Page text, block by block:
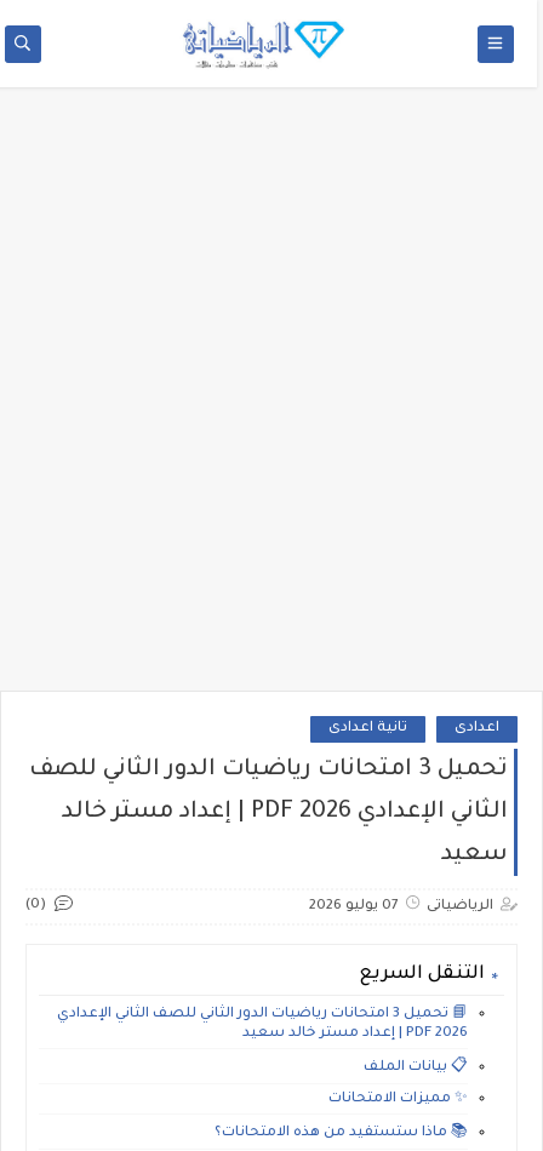
اعدادى تانية اعدادى
تحميل 3 امتحانات رياضيات الدور الثاني للصف
الثاني الإعدادي 2026 PDF | إعداد مستر خالد
سعيد
الرياضياتى 07 يوليو 2026 (0)
التنقل السريع
📘 تحميل 3 امتحانات رياضيات الدور الثاني للصف الثاني الإعدادي
2026 PDF | إعداد مستر خالد سعيد
📋 بيانات الملف
✨ مميزات الامتحانات
📚 ماذا ستستفيد من هذه الامتحانات؟